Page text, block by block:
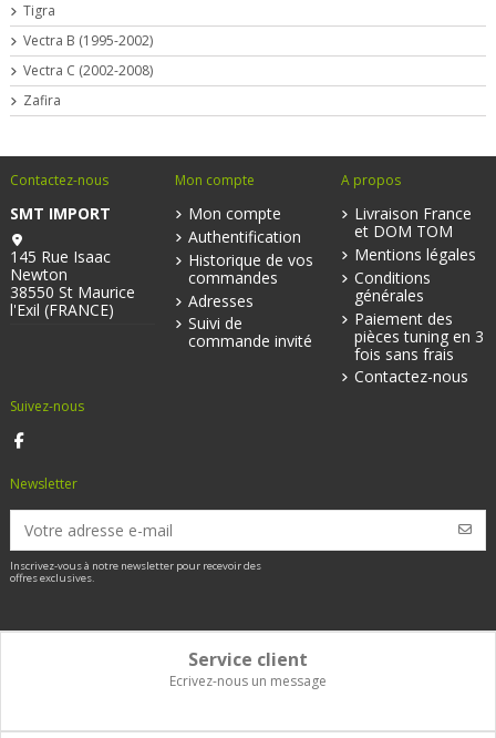
Tigra
Vectra B (1995-2002)
Vectra C (2002-2008)
Zafira
Contactez-nous
SMT IMPORT
145 Rue Isaac
Newton
38550 St Maurice
l'Exil (FRANCE)
Mon compte
Mon compte
Authentification
Historique de vos
commandes
Adresses
Suivi de
commande invité
A propos
Livraison France
et DOM TOM
Mentions légales
Conditions
générales
Paiement des
pièces tuning en 3
fois sans frais
Contactez-nous
Suivez-nous
Newsletter
Inscrivez-vous à notre newsletter pour recevoir des
offres exclusives.
Service client
Ecrivez-nous un message